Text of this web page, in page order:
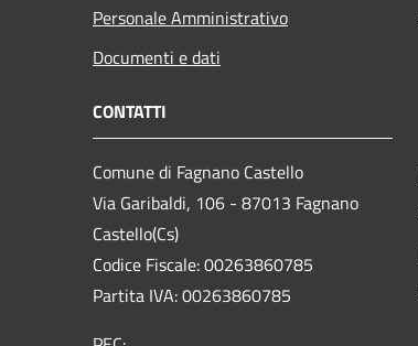
Personale Amministrativo
Documenti e dati
CONTATTI
Comune di Fagnano Castello
Via Garibaldi, 106 - 87013 Fagnano
Castello(Cs)
Codice Fiscale: 00263860785
Partita IVA: 00263860785